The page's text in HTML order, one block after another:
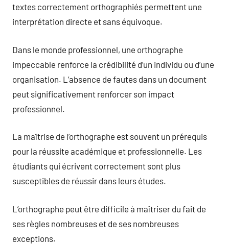
textes correctement orthographiés permettent une
interprétation directe et sans équivoque.
Dans le monde professionnel, une orthographe
impeccable renforce la crédibilité d’un individu ou d’une
organisation. L’absence de fautes dans un document
peut significativement renforcer son impact
professionnel.
La maîtrise de l’orthographe est souvent un prérequis
pour la réussite académique et professionnelle. Les
étudiants qui écrivent correctement sont plus
susceptibles de réussir dans leurs études.
L’orthographe peut être difficile à maîtriser du fait de
ses règles nombreuses et de ses nombreuses
exceptions.